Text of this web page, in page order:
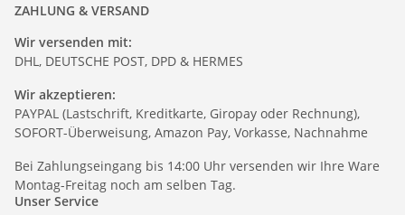
ZAHLUNG & VERSAND
Wir versenden mit:
DHL, DEUTSCHE POST, DPD & HERMES
Wir akzeptieren:
PAYPAL (Lastschrift, Kreditkarte, Giropay oder Rechnung),
SOFORT-Überweisung, Amazon Pay, Vorkasse, Nachnahme
Bei Zahlungseingang bis 14:00 Uhr versenden wir Ihre Ware
Montag-Freitag noch am selben Tag.
Unser Service